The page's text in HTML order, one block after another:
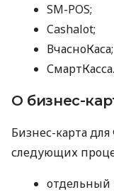
SM-POS;
Cashalot;
ВчасноКаса;
СмартКасса.
О бизнес-
Бизнес-карта
следующих
отдельный